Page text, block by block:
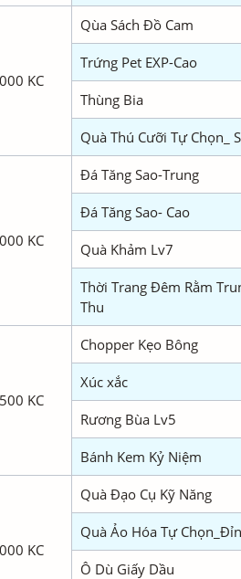
KC
Qùa Sách Đồ Cam
Trứng Pet EXP-Cao
Thùng Bia
Quà Thú Cưỡi Tự Chọn_
KC
Đá Tăng Sao-Trung
Đá Tăng Sao- Cao
Quà Khảm Lv7
Thời Trang Đêm Rằm
Thu
KC
Chopper Kẹo Bông
Xúc xắc
Rương Bùa Lv5
Bánh Kem Kỷ Niệm
KC
Quà Đạo Cụ Kỹ Năng
Quà Ảo Hóa Tự
Ô Dù Giấy Dầu